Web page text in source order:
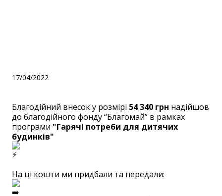
17/04/2022
Благодійний внесок у розмірі 54 340 грн надійшов
до благодійного фонду “Благомай” в рамках
програми "Гарячі потреби для дитячих
будинків"
На ці кошти ми придбали та передали: